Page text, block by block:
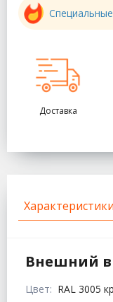
Доставка
Характеристики
Внешний
Цвет: RAL 3005